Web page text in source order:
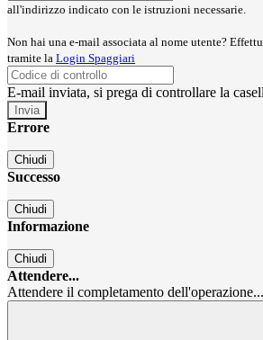
all'indirizzo indicato con le istruzioni necessarie.
Non hai una e-mail associata al nome utente?
tramite la Login Spaggiari
E-mail inviata, si prega di controllare la
Errore
Chiudi
Successo
Chiudi
Informazione
Chiudi
Attendere...
Attendere il completamento dell'operazione...